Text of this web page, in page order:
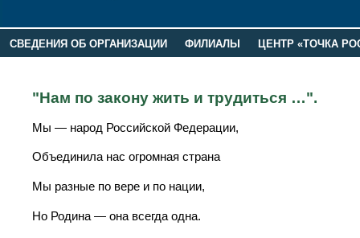
СВЕДЕНИЯ ОБ ОРГАНИЗАЦИИ ФИЛИАЛЫ
ЦЕНТР «ТОЧКА
"Нам по закону жить и трудиться …".
Мы — народ Российской Федерации,
Объединила нас огромная страна
Мы разные по вере и по нации,
Но Родина — она всегда одна.